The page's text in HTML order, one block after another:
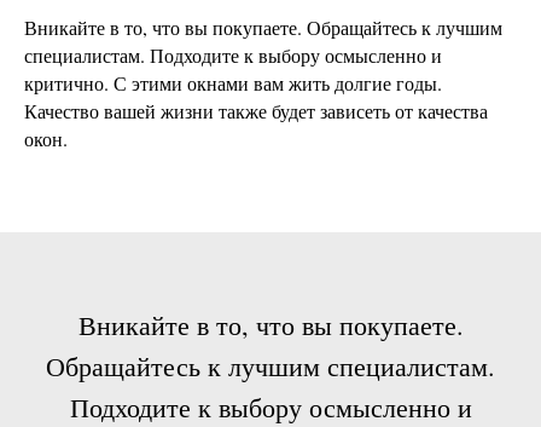
Вникайте в то, что вы покупаете. Обращайтесь к лучшим
специалистам. Подходите к выбору осмысленно и
критично. С этими окнами вам жить долгие годы.
Качество вашей жизни также будет зависеть от качества
окон.
Вникайте в то, что вы покупаете.
Обращайтесь к лучшим специалистам.
Подходите к выбору осмысленно и